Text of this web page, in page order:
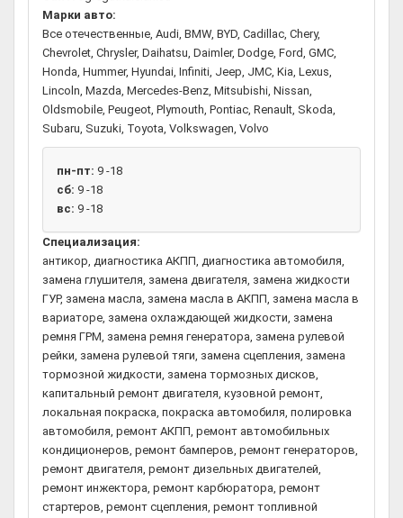
Марки авто:
Все отечественные, Audi, BMW, BYD, Cadillac, Chery,
Chevrolet, Chrysler, Daihatsu, Daimler, Dodge, Ford, GMC,
Honda, Hummer, Hyundai, Infiniti, Jeep, JMC, Kia, Lexus,
Lincoln, Mazda, Mercedes-Benz, Mitsubishi, Nissan,
Oldsmobile, Peugeot, Plymouth, Pontiac, Renault, Skoda,
Subaru, Suzuki, Toyota, Volkswagen, Volvo
пн-пт: 9 -18
сб: 9 -18
вс: 9 -18
Специализация:
антикор, диагностика АКПП, диагностика автомобиля,
замена глушителя, замена двигателя, замена жидкости
ГУР, замена масла, замена масла в АКПП, замена масла в
вариаторе, замена охлаждающей жидкости, замена
ремня ГРМ, замена ремня генератора, замена рулевой
рейки, замена рулевой тяги, замена сцепления, замена
тормозной жидкости, замена тормозных дисков,
капитальный ремонт двигателя, кузовной ремонт,
локальная покраска, покраска автомобиля, полировка
автомобиля, ремонт АКПП, ремонт автомобильных
кондиционеров, ремонт бамперов, ремонт генераторов,
ремонт двигателя, ремонт дизельных двигателей,
ремонт инжектора, ремонт карбюратора, ремонт
стартеров, ремонт сцепления, ремонт топливной